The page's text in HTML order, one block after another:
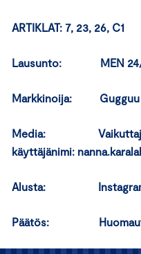
ARTIKLAT: 7, 23, 26, C1
Lausunto: MEN 24/
Markkinoija: Gugguu
Media: Vaikuttaja
käyttäjänimi:
Alusta:
Päätös: